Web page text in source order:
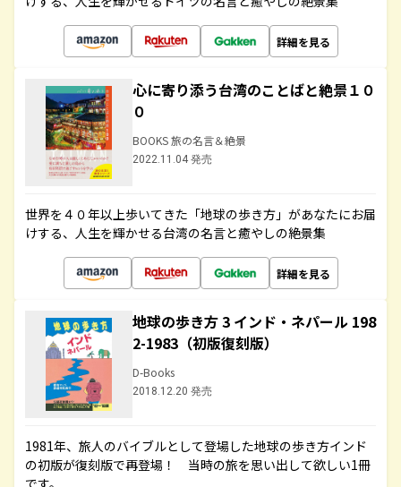
詳細を見る
心に寄り添う台湾のことばと絶景１０
０
BOOKS 旅の名言＆絶景
2022.11.04 発売
世界を４０年以上歩いてきた「地球の歩き方」があなたにお届
けする、人生を輝かせる台湾の名言と癒やしの絶景集
詳細を見る
地球の歩き方 3 インド・ネパール 198
2-1983（初版復刻版）
D-Books
2018.12.20 発売
1981年、旅人のバイブルとして登場した地球の歩き方インド
の初版が復刻版で再登場！ 当時の旅を思い出して欲しい1冊
です。